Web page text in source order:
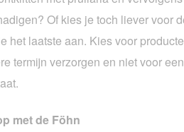
Of kies je toch liever voor
het laatste aan. Kies voor
termijn verzorgen en niet voor
met de Föhn